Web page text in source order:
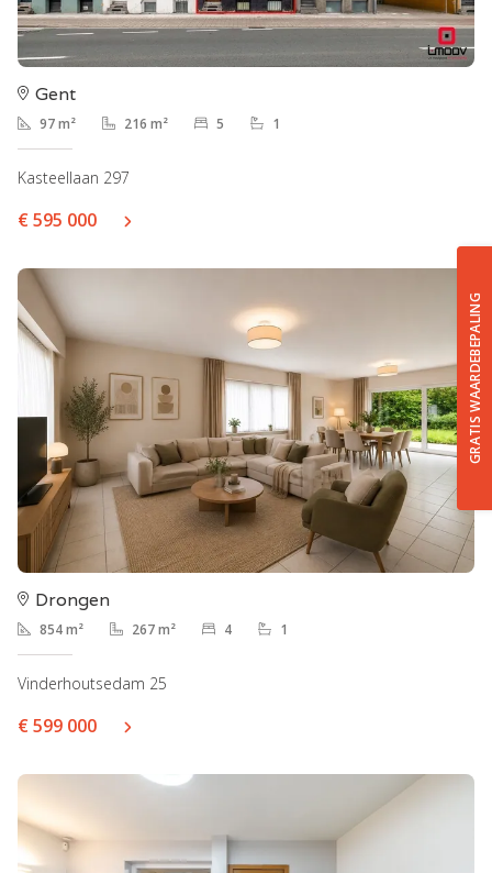
GRATIS WAARDEBEPALING
Gent
97 m² 216 m² 5 1
Kasteellaan 297
€ 595 000
Drongen
854 m² 267 m² 4 1
Vinderhoutsedam 25
€ 599 000